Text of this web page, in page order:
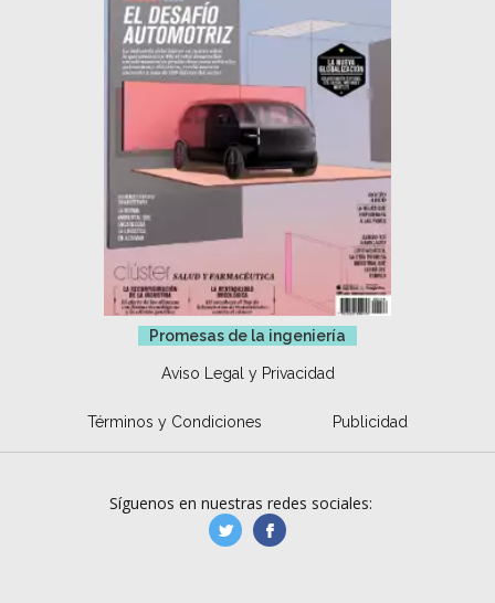
Promesas de la ingeniería
Aviso Legal y Privacidad
Términos y Condiciones Publicidad
Síguenos en nuestras redes sociales:
manufacturaGE